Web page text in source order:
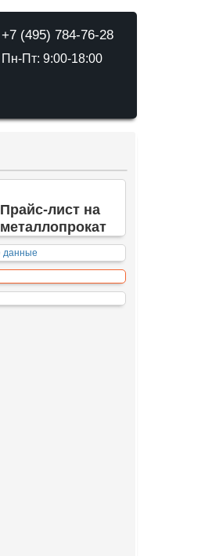
+7 (495) 784-76-28
Пн-Пт: 9:00-18:00
Прайс-лист на
металлопрокат